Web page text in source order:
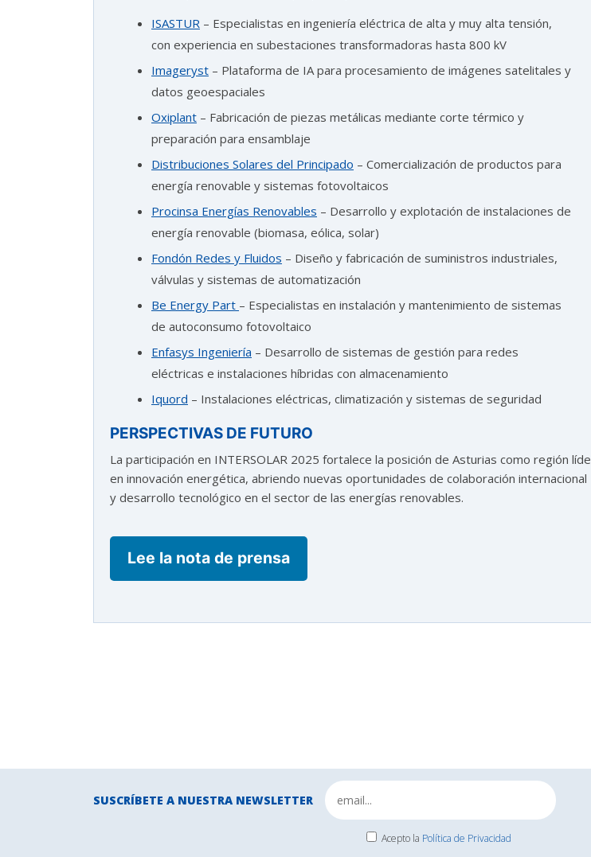
ISASTUR – Especialistas en ingeniería eléctrica de alta y muy alta tensión,
con experiencia en subestaciones transformadoras hasta 800 kV
Imageryst – Plataforma de IA para procesamiento de imágenes satelitales y
datos geoespaciales
Oxiplant – Fabricación de piezas metálicas mediante corte térmico y
preparación para ensamblaje
Distribuciones Solares del Principado – Comercialización de productos para
energía renovable y sistemas fotovoltaicos
Procinsa Energías Renovables – Desarrollo y explotación de instalaciones de
energía renovable (biomasa, eólica, solar)
Fondón Redes y Fluidos – Diseño y fabricación de suministros industriales,
válvulas y sistemas de automatización
Be Energy Part – Especialistas en instalación y mantenimiento de sistemas
de autoconsumo fotovoltaico
Enfasys Ingeniería – Desarrollo de sistemas de gestión para redes
eléctricas e instalaciones híbridas con almacenamiento
Iquord – Instalaciones eléctricas, climatización y sistemas de seguridad
PERSPECTIVAS DE FUTURO
La participación en INTERSOLAR 2025 fortalece la posición de Asturias como región
en innovación energética, abriendo nuevas oportunidades de colaboración internacional
y desarrollo tecnológico en el sector de las energías renovables.
Lee la nota de prensa
SUSCRÍBETE A NUESTRA NEWSLETTER
Acepto la Política de Privacidad